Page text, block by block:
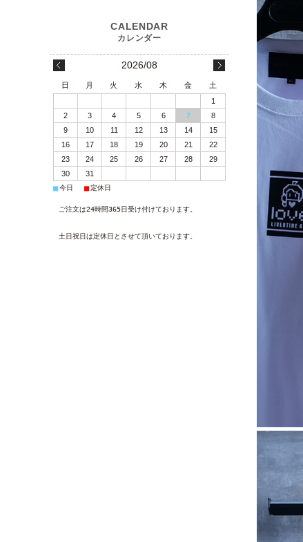
2026/08
日 月 火 水 木 金
土
1
2
3 4 5 6 7
8
9
10 11 12 13 14
15
16
17 18 19 20 21
22
23
24 25 26 27 28
29
30
31
■今日 ■定休日
ご注文は24時間365日受け付けております。
土日祝日は定休日とさせて頂いております。